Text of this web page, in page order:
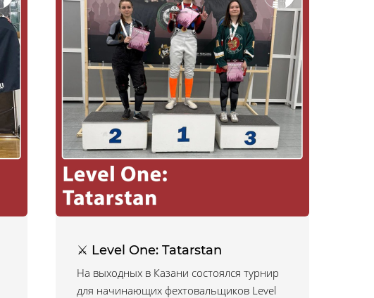
⚔ Level One: Tatarstan
На выходных в Казани состоялся турнир
для начинающих фехтовальщиков Level